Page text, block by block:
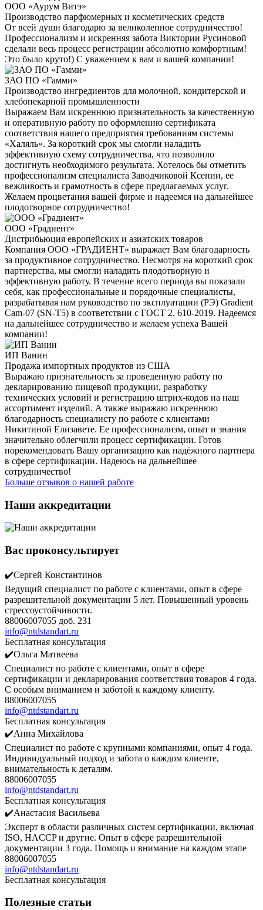
ООО «Аурум Витэ»
Производство парфюмерных и косметических средств
От всей души благодарю за великолепное сотрудничество!
Профессионализм и искренняя забота Виктории Русиновой
сделали весь процесс регистрации абсолютно комфортным!
Это было круто!) С уважением к вам и вашей компании!
ЗАО ПО «Гамми»
Производство ингредиентов для молочной, кондитерской и
хлебопекарной промышленности
Выражаем Вам искреннюю признательность за качественную
и оперативную работу по оформлению сертификата
соответствия нашего предприятия требованиям системы
«Халяль». За короткий срок мы смогли наладить
эффективную схему сотрудничества, что позволило
достигнуть необходимого результата. Хотелось бы отметить
профессионализм специалиста Заводчиковой Ксении, ее
вежливость и грамотность в сфере предлагаемых услуг.
Желаем процветания вашей фирме и надеемся на дальнейшее
плодотворное сотрудничество!
ООО «Градиент»
Дистрибьюция европейских и азиатских товаров
Компания ООО «ГРАДИЕНТ» выражает Вам благодарность
за продуктивное сотрудничество. Несмотря на короткий срок
партнерства, мы смогли наладить плодотворную и
эффективную работу. В течение всего периода вы показали
себя, как профессиональные и порядочные специалисты,
разрабатывая нам руководство по эксплуатации (РЭ) Gradient
Cam-07 (SN-T5) в соответствии с ГОСТ 2. 610-2019. Надеемся
на дальнейшее сотрудничество и желаем успеха Вашей
компании!
ИП Ванин
Продажа импортных продуктов из США
Выражаю признательность за проведенную работу по
декларированию пищевой продукции, разработку
технических условий и регистрацию штрих-кодов на наш
ассортимент изделий. А также выражаю искреннюю
благодарность специалисту по работе с клиентами
Никитиной Елизавете. Ее профессионализм, опыт и знания
значительно облегчили процесс сертификации. Готов
порекомендовать Вашу организацию как надёжного партнера
в сфере сертификации. Надеюсь на дальнейшее
сотрудничество!
Больше отзывов о нашей работе
Наши аккредитации
Вас проконсультирует
✔️Сергей Константинов
Ведущий специалист по работе с клиентами, опыт в сфере
разрешительной документации 5 лет. Повышенный уровень
стрессоустойчивости.
88006007055 доб. 231
info@ntdstandart.ru
Бесплатная консультация
✔️Ольга Матвеева
Специалист по работе с клиентами, опыт в сфере
сертификации и декларирования соответствия товаров 4 года.
С особым вниманием и заботой к каждому клиенту.
88006007055
info@ntdstandart.ru
Бесплатная консультация
✔️Анна Михайлова
Специалист по работе с крупными компаниями, опыт 4 года.
Индивидуальный подход и забота о каждом клиенте,
внимательность к деталям.
88006007055
info@ntdstandart.ru
Бесплатная консультация
✔️Анастасия Васильева
Эксперт в области различных систем сертификации, включая
ISO, HACCP и другие. Опыт в сфере разрешительной
документации 3 года. Помощь и внимание на каждом этапе
88006007055
info@ntdstandart.ru
Бесплатная консультация
Полезные статьи